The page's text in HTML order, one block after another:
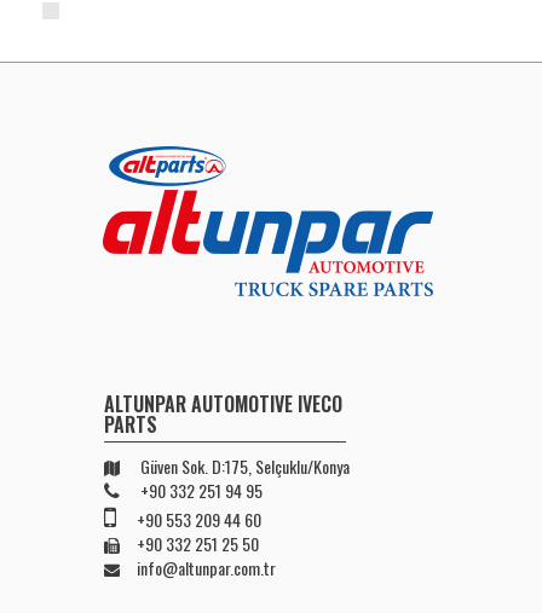
ALTUNPAR AUTOMOTIVE IVECO
PARTS
Güven Sok. D:175, Selçuklu/Konya
+90 332 251 94 95
+90 553 209 44 60
+90 332 251 25 50
info@altunpar.com.tr